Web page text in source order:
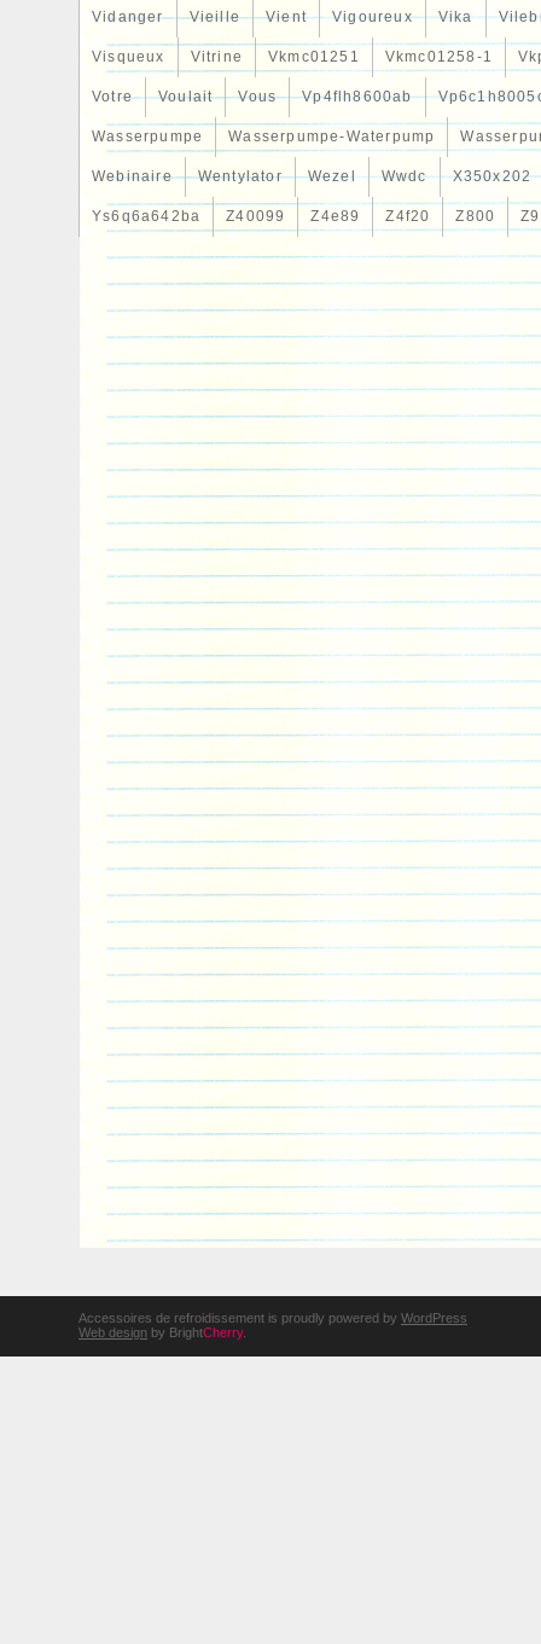
Vidanger Vieille Vient Vigoureux Vika
Visqueux Vitrine Vkmc01251 Vkmc01258-1
Votre Voulait Vous Vp4flh8600ab
Wasserpumpe Wasserpumpe-Waterpump
Webinaire Wentylator Wezel Wwdc X350x202
Ys6q6a642ba Z40099 Z4e89 Z4f20 Z800
Accessoires de refroidissement is proudly powered by WordPress
Web design by BrightCherry.